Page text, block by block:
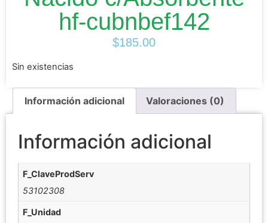
hf-cubnbef142
$185.00
Sin existencias
Información adicional Valoraciones (0)
Información adicional
F_ClaveProdServ
53102308
F_Unidad